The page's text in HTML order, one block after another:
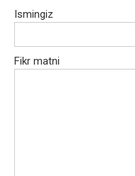
Ismingiz
Fikr matni